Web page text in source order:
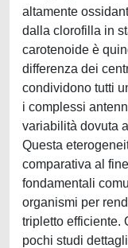
altamente
dalla clorofilla in
carotenoide è
differenza dei
condividono tutti
i complessi
variabilità dovuta
Questa
comparativa al
fondamentali
organismi per
tripletto efficiente.
pochi studi